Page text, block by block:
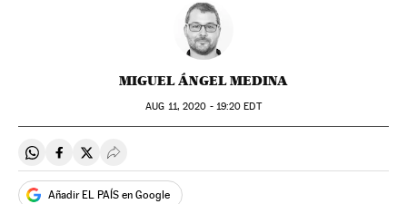
MIGUEL ÁNGEL MEDINA
AUG 11, 2020 - 19:20 EDT
Compartir en Whatsapp
Compartir en Facebook
Compartir en Twitter
Desplegar Redes Sociales
Añadir EL PAÍS en Google